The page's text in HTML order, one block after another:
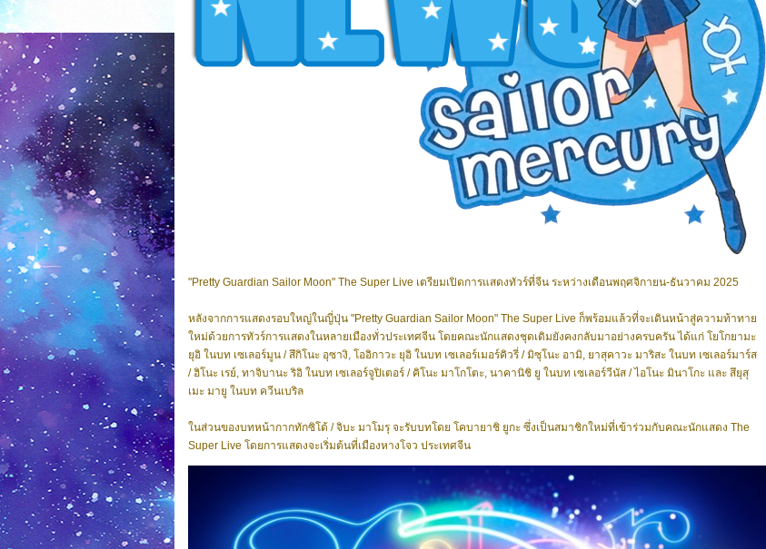
"Pretty Guardian Sailor Moon" The Super Live เตรียมเปิดการแสดงทัวร์ที่จีน ระหว่างเดือนพฤศจิกายน-ธันวาคม 2025
หลังจากการแสดงรอบใหญ่ในญี่ปุ่น "Pretty Guardian Sailor Moon" The Super Live ก็พร้อมแล้วที่จะเดินหน้าสู่ความท้าทาย
ใหม่ด้วยการทัวร์การแสดงในหลายเมืองทั่วประเทศจีน โดยคณะนักแสดงชุดเดิมยังคงกลับมาอย่างครบครัน ได้แก่ โยโกยามะ
ยุอิ ในบท เซเลอร์มูน / สึกิโนะ อุซางิ, โออิกาวะ ยุอิ ในบท เซเลอร์เมอร์คิวรี่ / มิซุโนะ อามิ, ยาสุคาวะ มาริสะ ในบท เซเลอร์มาร์ส
/ ฮิโนะ เรย์, ทาจิบานะ ริอิ ในบท เซเลอร์จูปิเตอร์ / คิโนะ มาโกโตะ, นาคานิชิ ยู ในบท เซเลอร์วีนัส / ไอโนะ มินาโกะ และ สึยุสุ
เมะ มายู ในบท ควีนเบริล
ในส่วนของบทหน้ากากทักซิโด้ / จิบะ มาโมรุ จะรับบทโดย โคบายาชิ ยูกะ ซึ่งเป็นสมาชิกใหม่ที่เข้าร่วมกับคณะนักแสดง The
Super Live โดยการแสดงจะเริ่มต้นที่เมืองหางโจว ประเทศจีน